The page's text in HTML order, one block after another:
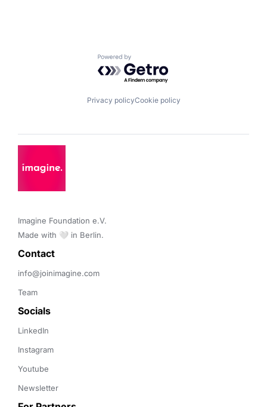
Powered by Getro.com
Privacy policyCookie policy
Imagine Foundation e.V.
Made with 🤍 in Berlin.
Contact
info@joinimagine.com
Team
Socials
LinkedIn
Instagram
Youtube
Newsletter